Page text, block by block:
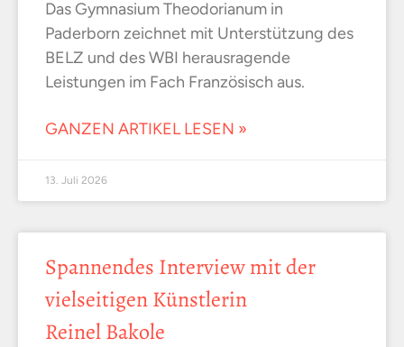
Das Gymnasium Theodorianum in
Paderborn zeichnet mit Unterstützung des
BELZ und des WBI herausragende
Leistungen im Fach Französisch aus.
GANZEN ARTIKEL LESEN »
13. Juli 2026
Spannendes Interview mit der
vielseitigen Künstlerin
Reinel Bakole